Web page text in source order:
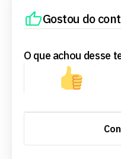
Gostou do
O que achou desse